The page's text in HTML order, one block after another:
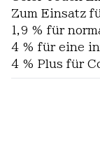
Zum Einsatz
1,9 % für
4 % für eine
4 % Plus für